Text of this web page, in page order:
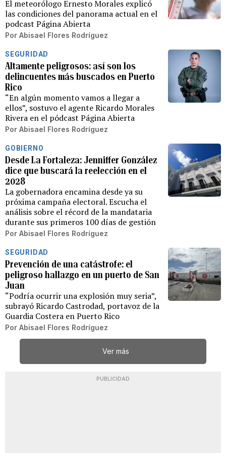
El meteorólogo Ernesto Morales explicó
las condiciones del panorama actual en el
podcast Página Abierta
Por Abisael Flores Rodríguez
SEGURIDAD
Altamente peligrosos: así son los
delincuentes más buscados en Puerto
Rico
“En algún momento vamos a llegar a
ellos”, sostuvo el agente Ricardo Morales
Rivera en el pódcast Página Abierta
Por Abisael Flores Rodríguez
GOBIERNO
Desde La Fortaleza: Jenniffer González
dice que buscará la reelección en el
2028
La gobernadora encamina desde ya su
próxima campaña electoral. Escucha el
análisis sobre el récord de la mandataria
durante sus primeros 100 días de gestión
Por Abisael Flores Rodríguez
SEGURIDAD
Prevención de una catástrofe: el
peligroso hallazgo en un puerto de San
Juan
“Podría ocurrir una explosión muy seria”,
subrayó Ricardo Castrodad, portavoz de la
Guardia Costera en Puerto Rico
Por Abisael Flores Rodríguez
Ver más
PUBLICIDAD